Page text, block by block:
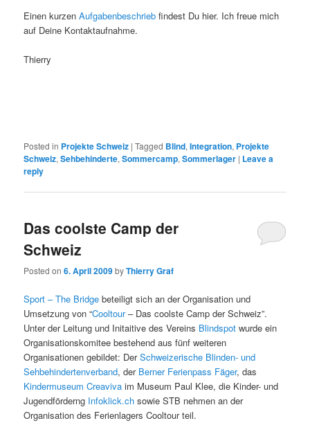
Einen kurzenAufgabenbeschrieb findest Du hier. Ich freue mich
auf Deine Kontaktaufnahme.
Thierry
Posted in Projekte Schweiz |Tagged Blind,Integration, Projekte
Schweiz,Sehbehinderte,Sommercamp,Sommerlager | Leave a
reply
Das coolste Camp der
Schweiz
Posted on6. April 2009byThierry Graf
Sport – The Bridge beteiligt sich an der Organisation und
Umsetzung von “Cooltour– Das coolste Camp der Schweiz”.
Unter der Leitung und Initaitive des Vereins Blindspot wurde ein
Organisationskomitee bestehend aus fünf weiteren
Organisationen gebildet: DerSchweizerische Blinden- und
Sehbehindertenverband, der Berner Ferienpass Fäger, das
Kindermuseum Creaviva im Museum Paul Klee, die Kinder- und
Jugendförderng Infoklick.ch sowie STB nehmen an der
Organisation des Ferienlagers Cooltour teil.